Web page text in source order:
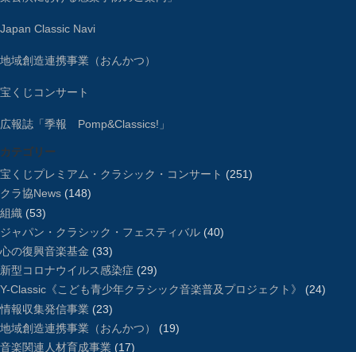
Japan Classic Navi
地域創造連携事業（おんかつ）
宝くじコンサート
広報誌「季報 Pomp&Classics!」
カテゴリー
宝くじプレミアム・クラシック・コンサート (251)
クラ協News (148)
組織 (53)
ジャパン・クラシック・フェスティバル (40)
心の復興音楽基金 (33)
新型コロナウイルス感染症 (29)
Y-Classic《こども青少年クラシック音楽普及プロジェクト》
(24)
情報収集発信事業 (23)
地域創造連携事業（おんかつ）
(19)
音楽関連人材育成事業 (17)